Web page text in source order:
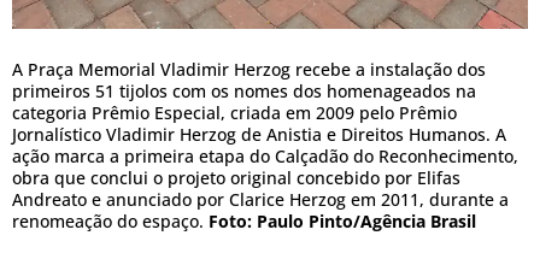
A Praça Memorial Vladimir Herzog recebe a instalação dos
primeiros 51 tijolos com os nomes dos homenageados na
categoria Prêmio Especial, criada em 2009 pelo Prêmio
Jornalístico Vladimir Herzog de Anistia e Direitos Humanos. A
ação marca a primeira etapa do Calçadão do Reconhecimento,
obra que conclui o projeto original concebido por Elifas
Andreato e anunciado por Clarice Herzog em 2011, durante a
renomeação do espaço. Foto: Paulo Pinto/Agência Brasil